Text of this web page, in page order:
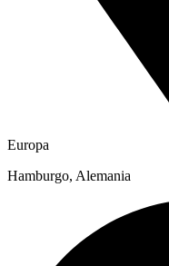
Europa
Hamburgo, Alemania